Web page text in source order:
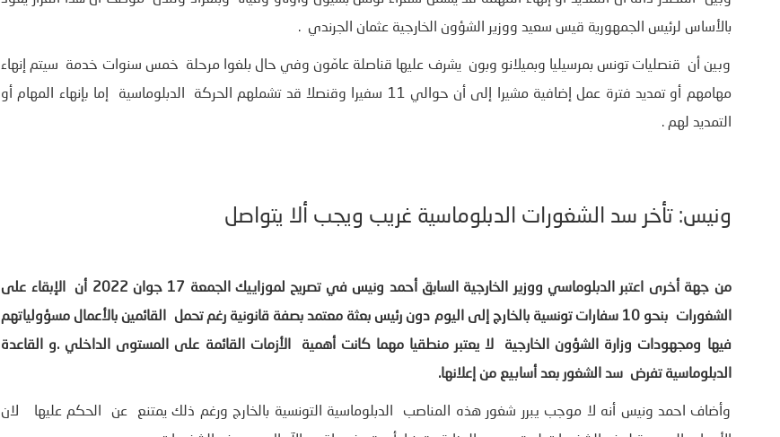
بالأساس لرئيس الجمهورية قيس سعيد ووزير الشؤون الخارجية عثمان الجرندي .
وبين أن قنصليات تونس بمرسيليا وبميلانو وبون يشرف عليها قناصلة عامّون وفي حال بلغوا مرحلة خمس سنوات خدمة سيتم إنهاء
مهامهم أو تمديد فترة عمل إضافية مشيرا إلى أن حوالي 11 سفيرا وقنصلا قد تشملهم الحركة الدبلوماسية إما بإنهاء المهام أو
التمديد لهم .
ونيس: تأخر سد الشغورات الدبلوماسية غريب ويجب ألا يتواصل
من جهة أخرى اعتبر الدبلوماسي ووزير الخارجية السابق أحمد ونيس في تصريح لموزاييك الجمعة 17 جوان 2022 أن الإبقاء على
الشغورات بنحو 10 سفارات تونسية بالخارج إلى اليوم دون رئيس بعثة معتمد بصفة قانونية رغم تحمل القائمين بالأعمال مسؤولياتهم
فيها ومجهودات وزارة الشؤون الخارجية لا يعتبر منطقيا مهما كانت أهمية الأزمات القائمة على المستوى الداخلي .و القاعدة
الدبلوماسية تفرض سد الشغور بعد أسابيع من إعلانها.
وأضاف احمد ونيس أنه لا موجب يبرر شغور هذه المناصب الدبلوماسية التونسية بالخارج ورغم ذلك يمتنع عن الحكم عليها لان